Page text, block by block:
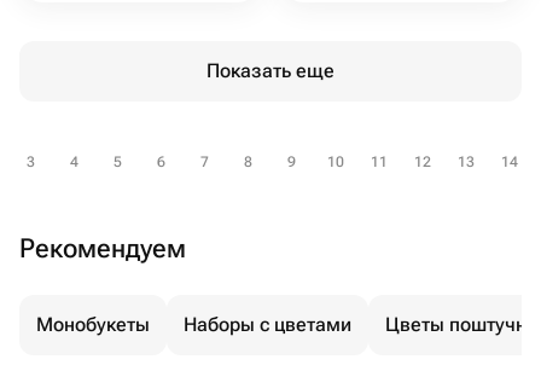
Показать еще
3 4 5 6 7 8 9 10 11 12 13 14
Рекомендуем
Монобукеты Наборы с цветами Цветы поштучно